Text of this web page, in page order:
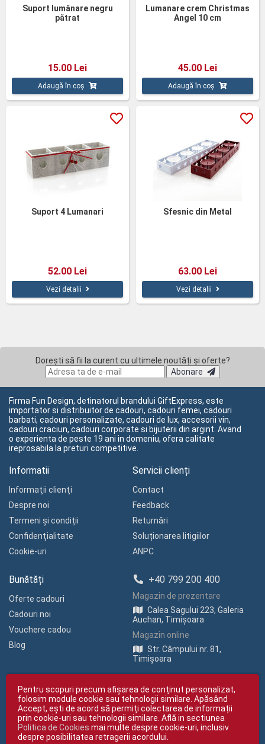
Suport lumânare negru
pătrat
15.00 Lei
Adaugă în coș
Lumanare crem Christmas
Angel 10 cm
45.00 Lei
Adaugă în coș
Suport 4 Lumanari
52.00 Lei
Vezi detalii
Sfesnic din Metal
63.00 Lei
Vezi detalii
Dorești să fii la curent cu ultimele noutăți și oferte?
Abonare
Firma Fun Design, detinatorul brandului GiftExpress, este
importator si distribuitor de cadouri, cadouri femei, cadouri
barbati, cadouri personalizate, cadouri de lux, accesorii vin,
cadouri craciun, cadouri corporate si bijuterii din argint. Avand
o experienta de peste 19 ani in domeniu, ofera calitate
ireprosabila la preturi competitive.
Informatii
Informaţii clienţi
Despre noi
Termeni și condiții
Confidenţialitate
Cookie-uri
Servicii clienți
Contact
Feedback
Returnări
Soluționarea litigiilor
ANPC
Bunătăți
Oferte cadouri
Cadouri noi
Vouchere cadou
Blog
+40 799 200 400
Magazin de prezentare
Calea Sagului 223, Galeria
Auchan, Timișoara
Magazin online
Str. Câmpului nr. 81,
Timișoara
Copyright © giftexpress.ro | Toate drepturile rezervate
giftexpress.ro aparține de Fun Design SRL (CUI RO 15651694, Nr. Reg. Com.
Pentru scopuri precum afișarea de conținut personalizat,
folosim module cookie sau tehnologii similare. Apăsând
Accept, ești de acord să permiți colectarea de informații
prin cookie-uri sau tehnologii similare. Află in sectiunea
Politica de Cookies mai multe despre cookie-uri, inclusiv
despre posibilitatea retragerii acordului.